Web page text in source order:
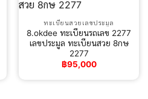
ทะเบียนสวยเลขประมูล
8.okdee ทะเบียนรถเลข 2277
เลขประมูล ทะเบียนสวย 8กษ
2277
฿95,000